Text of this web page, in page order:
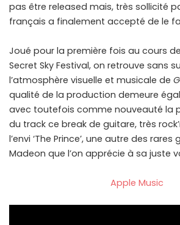
pas être released mais, très sollicité
français a finalement accepté de le
Joué pour la première fois au cours
Secret Sky Festival, on retrouve sans
l’atmosphère visuelle et musicale de
qualité de la production demeure
avec toutefois comme nouveauté la
du track ce break de guitare, très
l’envi ‘The Prince’, une autre des
Madeon que l’on apprécie à sa juste
Apple Music